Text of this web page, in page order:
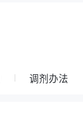
调剂办法